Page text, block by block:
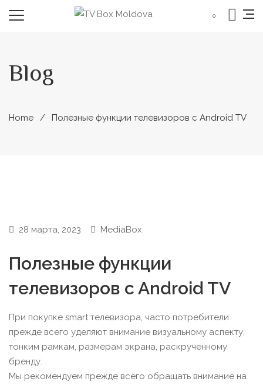
0
Blog
Home Полезные функции телевизоров c Android TV
28 марта, 2023 MediaBox
Полезные функции
телевизоров c Android TV
При покупке smart телевизора, часто потребители
прежде всего уделяют внимание визуальному аспекту,
тонким рамкам, размерам экрана, раскрученному
бренду.
Мы рекомендуем прежде всего обращать внимание на